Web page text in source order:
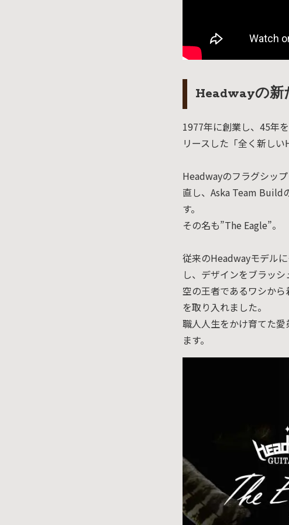
Headwayの新
1977年に創業し、45年
リースした「全く新しい
Headwayのフラグシッ
直し、Aska Team Build
す。
その名も”The Eagle”。
従来のHeadwayモデル
し、デザインをブラッシ
空の王者であるワシか
を取り入れました。
職人人生をかけ育てた
ます。